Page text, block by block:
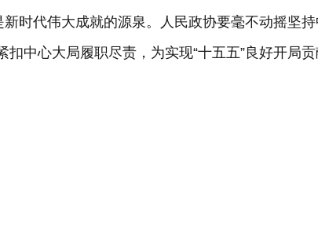
时代伟大成就的源泉。人民政协要毫不动摇坚持
中心大局履职尽责，为实现“十五五”良好开局